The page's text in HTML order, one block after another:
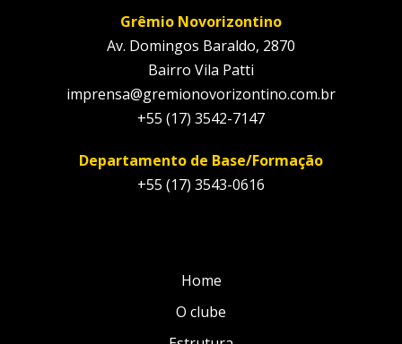
Grêmio Novorizontino
Av. Domingos Baraldo, 2870
Bairro Vila Patti
imprensa@gremionovorizontino.com.br
+55 (17) 3542-7147
Departamento de Base/Formação
+55 (17) 3543-0616
Home
O clube